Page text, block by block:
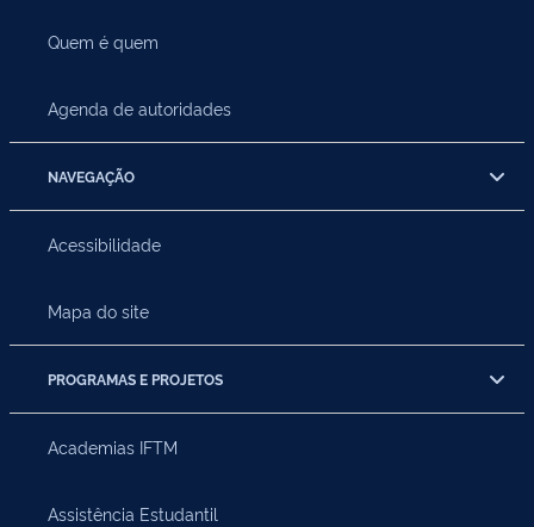
Quem é quem
Agenda de autoridades
NAVEGAÇÃO
Acessibilidade
Mapa do site
PROGRAMAS E PROJETOS
Academias IFTM
Assistência Estudantil